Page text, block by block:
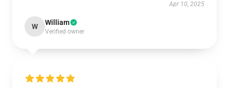
Apr 10, 2025
W William
Verified owner